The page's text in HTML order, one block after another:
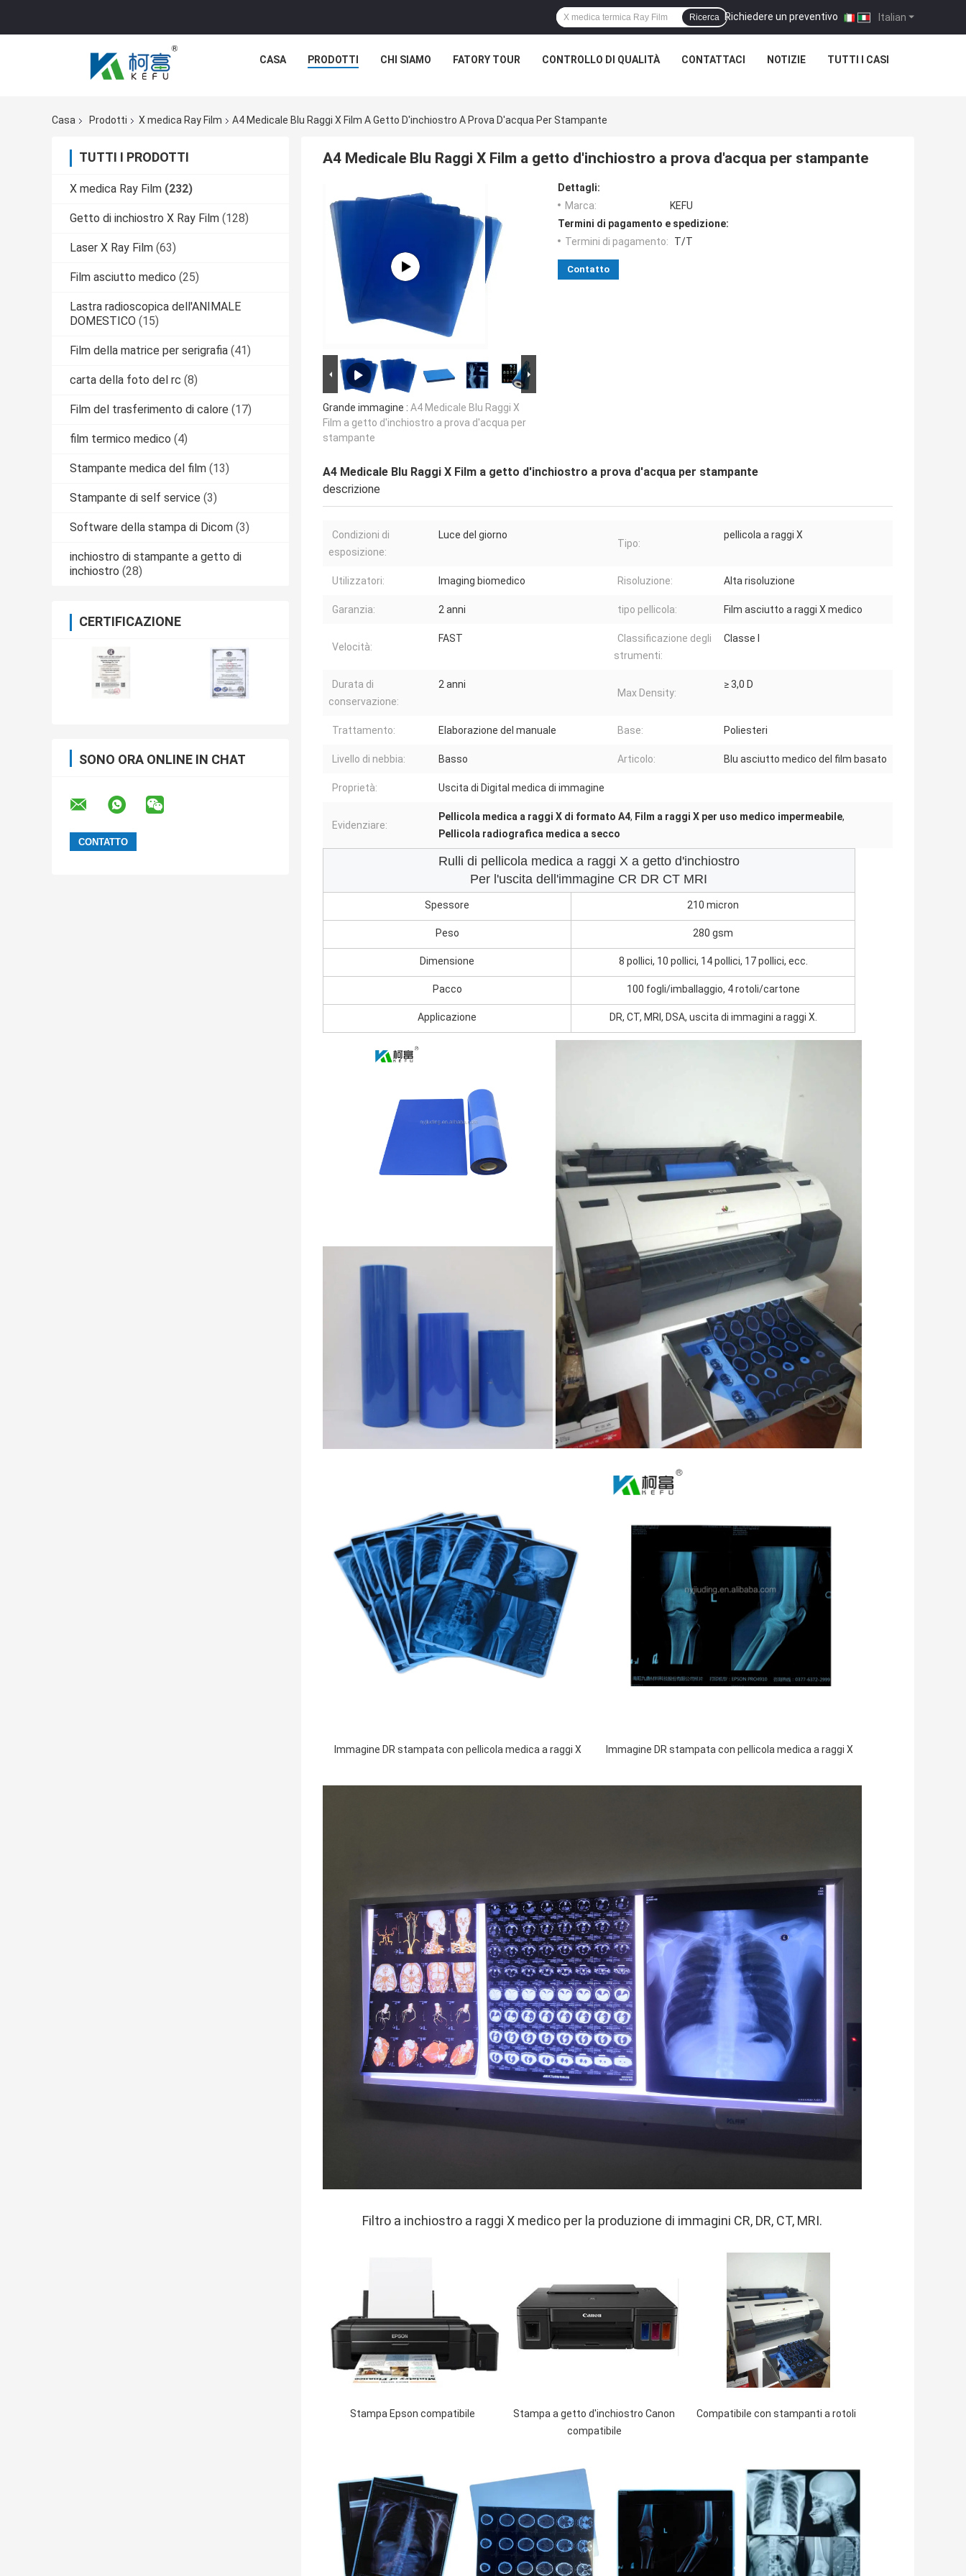
Italian
Richiedere un preventivo |
Ricerca
CASA PRODOTTI CHI SIAMO FATORY TOUR CONTROLLO DI QUALITÀ CONTATTACI NOTIZIE TUTTI I CASI
Casa Prodotti X medica Ray Film A4 Medicale Blu Raggi X Film A Getto D'inchiostro A Prova D'acqua Per Stampante
TUTTI I PRODOTTI
X medica Ray Film (232)
Getto di inchiostro X Ray Film (128)
Laser X Ray Film (63)
Film asciutto medico (25)
Lastra radioscopica dell'ANIMALE
DOMESTICO (15)
Film della matrice per serigrafia (41)
carta della foto del rc (8)
Film del trasferimento di calore (17)
film termico medico (4)
Stampante medica del film (13)
Stampante di self service (3)
Software della stampa di Dicom (3)
inchiostro di stampante a getto di
inchiostro (28)
CERTIFICAZIONE
SONO ORA ONLINE IN CHAT
A4 Medicale Blu Raggi X Film a getto d'inchiostro a prova d'acqua per stampante
Grande immagine : A4 Medicale Blu Raggi X
Film a getto d'inchiostro a prova d'acqua per
stampante
Dettagli:
Marca:
KEFU
Termini di pagamento e spedizione:
Termini di pagamento:
T/T
Contatto
A4 Medicale Blu Raggi X Film a getto d'inchiostro a prova d'acqua per stampante
descrizione
Condizioni di
esposizione:
Luce del giorno
Tipo:
pellicola a raggi X
Utilizzatori: Imaging biomedico Risoluzione: Alta risoluzione
Garanzia: 2 anni tipo pellicola: Film asciutto a raggi X medico
Velocità:
FAST
Classificazione degli
strumenti:
Classe I
Durata di
conservazione:
2 anni
Max Density:
≥ 3,0 D
Trattamento: Elaborazione del manuale Base: Poliesteri
Livello di nebbia: Basso Articolo: Blu asciutto medico del film basato
Proprietà: Uscita di Digital medica di immagine
Evidenziare:
Pellicola medica a raggi X di formato A4, Film a raggi X per uso medico impermeabile,
Pellicola radiografica medica a secco
Rulli di pellicola medica a raggi X a getto d'inchiostro
Per l'uscita dell'immagine CR DR CT MRI
Spessore 210 micron
Peso 280 gsm
Dimensione 8 pollici, 10 pollici, 14 pollici, 17 pollici, ecc.
Pacco 100 fogli/imballaggio, 4 rotoli/cartone
Applicazione DR, CT, MRI, DSA, uscita di immagini a raggi X.
Immagine DR stampata con pellicola medica a raggi X Immagine DR stampata con pellicola medica a raggi X
Filtro a inchiostro a raggi X medico per la produzione di immagini CR, DR, CT, MRI.
Stampa Epson compatibile
Stampa a getto d'inchiostro Canon
compatibile
Compatibile con stampanti a rotoli